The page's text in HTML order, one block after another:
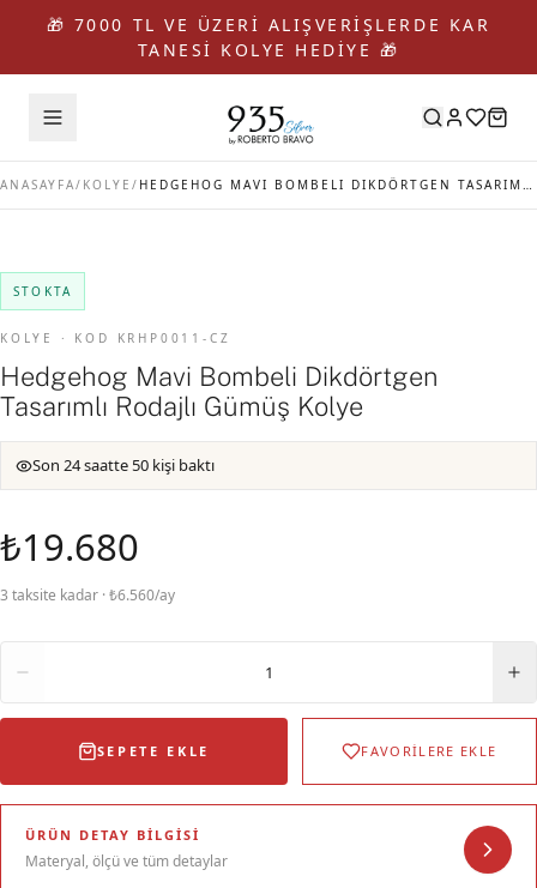
🎁 7000 TL VE ÜZERİ ALIŞVERİŞLERDE KAR
TANESİ KOLYE HEDİYE 🎁
ANASAYFA/ KOLYE / HEDGEHOG MAVI BOMBELI DIKDÖRTGEN TASARIMLI RODAJLI GÜMÜŞ KOLYE
STOKTA
KOLYE · KOD KRHP0011-CZ
Hedgehog Mavi Bombeli Dikdörtgen
Tasarımlı Rodajlı Gümüş Kolye
Son 24 saatte 50 kişi baktı
₺19.680
3 taksite kadar · ₺6.560/ay
1
SEPETE EKLE FAVORİLERE EKLE
ÜRÜN DETAY BILGISI
Materyal, ölçü ve tüm detaylar